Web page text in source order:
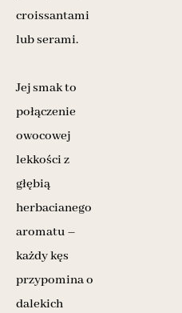
croissantami
lub serami.
Jej smak to
połączenie
owocowej
lekkości z
głębią
herbacianego
aromatu –
każdy kęs
przypomina o
dalekich